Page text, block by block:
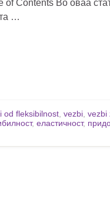
of Contents Во оваа
…
od fleksibilnost vezbi vezbi
, еластичност,